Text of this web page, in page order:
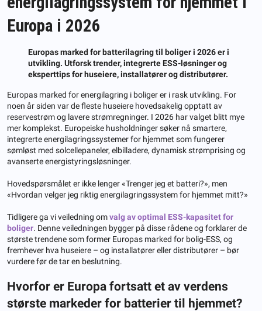
Europa i 2026
Europas marked for batterilagring til boliger i 2026 er i
utvikling. Utforsk trender, integrerte ESS-løsninger og
eksperttips for huseiere, installatører og distributører.
Europas marked for energilagring i boliger er i rask utvikling. For
noen år siden var de fleste huseiere hovedsakelig opptatt av
reservestrøm og lavere strømregninger. I 2026 har valget blitt mye
mer komplekst. Europeiske husholdninger søker nå smartere,
integrerte energilagringssystemer for hjemmet som fungerer
sømløst med solcellepaneler, elbilladere, dynamisk strømprising og
avanserte energistyringsløsninger.
Hovedspørsmålet er ikke lenger «Trenger jeg et batteri?», men
«Hvordan velger jeg riktig energilagringssystem for hjemmet mitt?»
Tidligere ga vi veiledning omvalg av optimal ESS-kapasitet for
boliger. Denne veiledningen bygger på disse rådene og forklarer de
største trendene som former Europas marked for bolig-ESS, og
fremhever hva huseiere – og installatører eller distributører – bør
vurdere før de tar en beslutning.
Hvorfor er Europa fortsatt et av verdens
største markeder for batterier til hjemmet?